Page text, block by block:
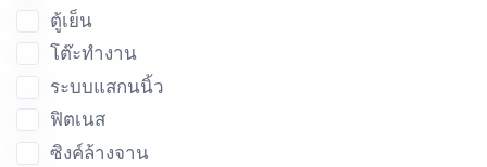
ตู้เย็น
โต๊ะทำงาน
ระบบแสกนนิ้ว
ฟิตเนส
ซิงค์ล้างจาน